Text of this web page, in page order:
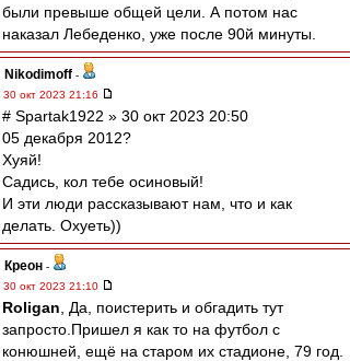
были превыше общей цели. А потом нас
наказал Лебеденко, уже после 90й минуты.
Nikodimoff -
30 окт 2023 21:16
# Spartak1922 » 30 окт 2023 20:50
05 декабря 2012?
Хуяй!
Садись, кол тебе осиновый!
И эти люди рассказывают нам, что и как
делать. Охуеть))
Креон -
30 окт 2023 21:10
Roligan , Да, поистерить и обгадить тут
запросто.Пришел я как то на футбол с
конюшней, ещё на старом их стадионе, 79 год.